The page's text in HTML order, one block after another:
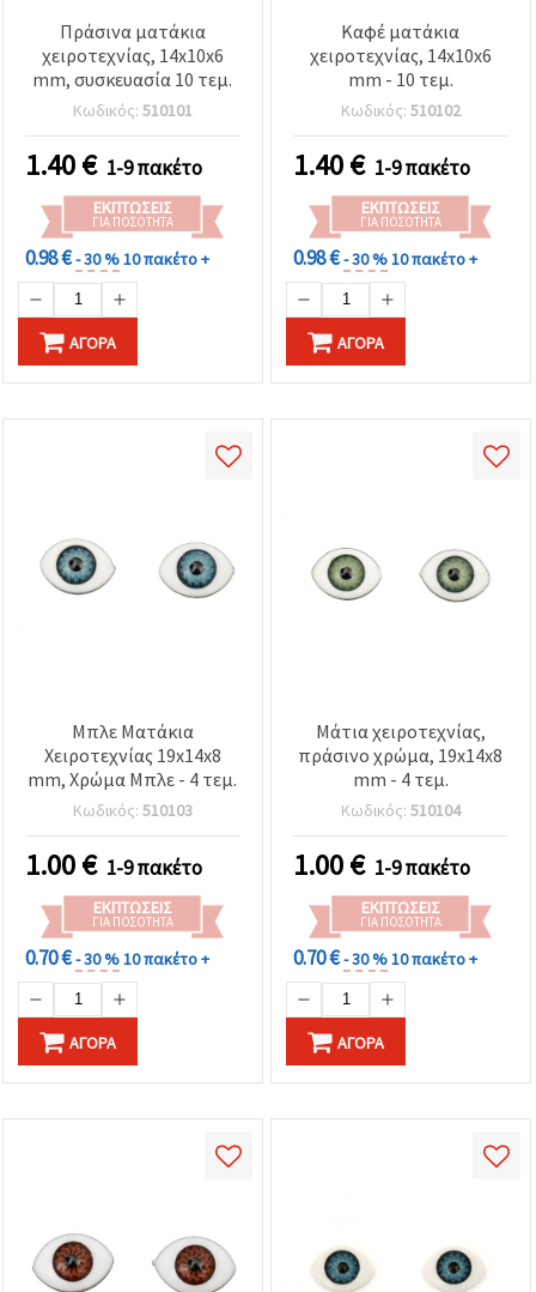
Πράσινα ματάκια
χειροτεχνίας, 14x10x6
mm, συσκευασία 10 τεμ.
Κωδικός: 510101
1.40€ 1-9 πακέτο
ΕΚΠΤΏΣΕΙΣ
ΓΙΑ ΠΟΣΌΤΗΤΑ
0.98 €- 30 %10 πακέτο +
ΑΓΟΡΆ
Καφέ ματάκια
χειροτεχνίας, 14x10x6
mm - 10 τεμ.
Κωδικός: 510102
1.40€ 1-9 πακέτο
ΕΚΠΤΏΣΕΙΣ
ΓΙΑ ΠΟΣΌΤΗΤΑ
0.98 €- 30 %10 πακέτο +
ΑΓΟΡΆ
Μπλε Ματάκια
Χειροτεχνίας 19x14x8
mm, Χρώμα Μπλε - 4 τεμ.
Κωδικός: 510103
1.00€ 1-9 πακέτο
ΕΚΠΤΏΣΕΙΣ
ΓΙΑ ΠΟΣΌΤΗΤΑ
0.70 €- 30 %10 πακέτο +
ΑΓΟΡΆ
Μάτια χειροτεχνίας,
πράσινο χρώμα, 19x14x8
mm - 4 τεμ.
Κωδικός: 510104
1.00€ 1-9 πακέτο
ΕΚΠΤΏΣΕΙΣ
ΓΙΑ ΠΟΣΌΤΗΤΑ
0.70 €- 30 %10 πακέτο +
ΑΓΟΡΆ